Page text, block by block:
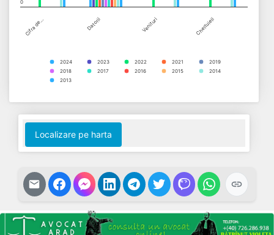
Cifra de… Datorii Venituri Cheltuieli
2024 2023 2022 2021
2019
2018
2017 2016 2015
2014
2013
0
End of interactive chart.
Localizare pe harta